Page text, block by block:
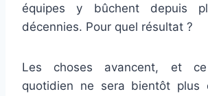
équipes y bûchent depuis
décennies. Pour quel résultat ?
Les choses avancent, et
quotidien ne sera bientôt plus